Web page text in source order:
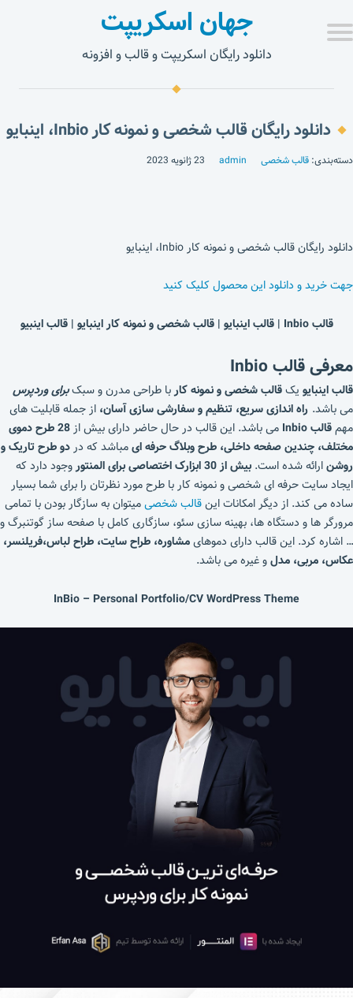
جهان اسکریپت
دانلود رایگان اسکریپت و قالب و افزونه
دانلود رایگان قالب شخصی و نمونه کار Inbio، اینبایو
دسته‌بندی: قالب شخصی admin 23 ژانویه 2023
دانلود رایگان قالب شخصی و نمونه کار Inbio، اینبایو
جهت خرید و دانلود این محصول کلیک کنید
قالب Inbio | قالب اینبایو | قالب شخصی و نمونه کار اینبایو | قالب اینبیو
معرفی قالب Inbio
قالب اینبایو یکقالب شخصی و نمونه کاربا طراحی مدرن و سبکبرای وردپرس
می باشد. راه اندازی سریع، تنظیم و سفارشی سازی آسان، از جمله قابلیت های
مهمقالب Inbio می باشد. این قالب در حال حاضر دارای بیش از
28 طرح دموی
مختلف، چندین صفحه داخلی، طرح وبلاگ حرفه ایمباشد که دردو طرح تاریک و
روشنارائه شده است. بیش از 30 ابزارک اختصاصی برای المنتور
وجود دارد که
ایجاد سایت حرفه ای شخصی و نمونه کار با طرح مورد نظرتان را برای شما بسیار
ساده می کند. از دیگر امکانات اینقالب شخصیمیتوان به سازگار بودن با تمامی
مرورگر ها و دستگاه ها، بهینه سازی سئو، سازگاری کامل با صفحه ساز گوتنبرگ و
… اشاره کرد. این قالب دارای دموهایمشاوره، طراح سایت، طراح لباس،فریلنسر،
عکاس، مربی، مدلو غیره می باشد.
InBio – Personal Portfolio/CV WordPress Theme